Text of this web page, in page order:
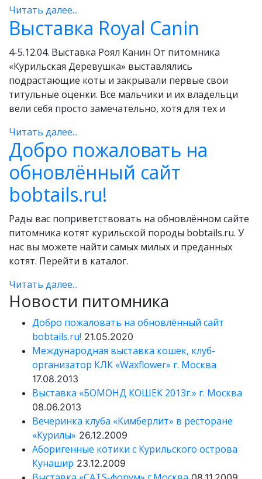
Иркутск.
«Вести
издалека…»
Читать далее...
далее...
Выставка Royal Canin
Royal
Canin
4-5.12.04. Выставка Роял Канин От питомника
«Курильская Деревушка» выставлялись
подрастающие коты и закрывали первые свои
титульные оценки. Все мальчики и их владельци
вели себя просто замечательно, хотя для тех и
Читать далее...
далее...
Добро пожаловать на
обновлённый сайт
bobtails.ru!
пожаловать
на
обновлённый
bobtails.ru!
Рады вас поприветствовать на обновлённом сайте
питомника котят курильской породы bobtails.ru. У
нас вы можете найти самых милых и преданных
котят. Перейти в каталог.
Читать далее...
далее...
Новости питомника
Добро пожаловать на обновлённый сайт
bobtails.ru! 21.05.2020
Международная выставка кошек, клуб-
организатор КЛК «Waxflower» г. Москва
17.08.2013
Выставка «БОМОНД КОШЕК 2013г.» г. Москва
08.06.2013
Вечеринка клуба «Кимберлит» в ресторане
«Курилы» 26.12.2009
Аборигенные котики с Курильского острова
Кунашир 23.12.2009